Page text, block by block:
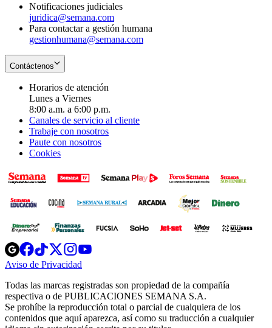
Notificaciones judiciales
juridica@semana.com
Para contactar a gestión humana
gestionhumana@semana.com
Contáctenos
Horarios de atención
Lunes a Viernes
8:00 a.m. a 6:00 p.m.
Canales de servicio al cliente
Trabaje con nosotros
Paute con nosotros
Cookies
Opens
in
new
Opens
in
new
Opens
in
new
window
Opens
new
windowwindow
Aviso de Privacidad
new
window
Todas las marcas registradas son propiedad de la compañía
respectiva o de PUBLICACIONES SEMANA S.A.
Se prohíbe la reproducción total o parcial de cualquiera de los
contenidos que aquí aparezca, así como su traducción a cualquier